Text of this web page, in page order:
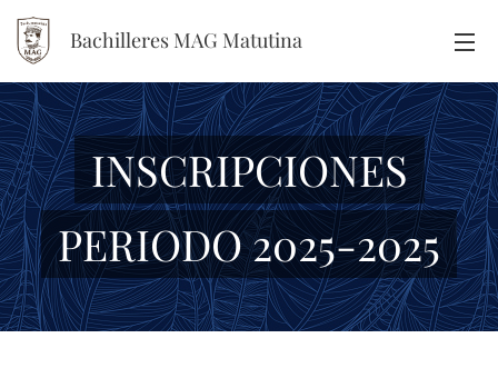
Bachilleres MAG Matutina
INSCRIPCIONES
PERIODO 2025-2025